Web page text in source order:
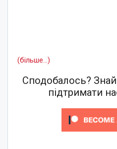
(більше…)
Сподобалось?
підтримати